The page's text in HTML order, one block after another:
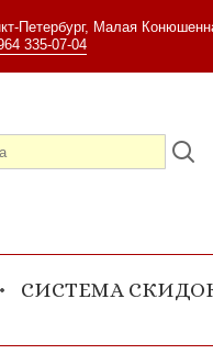
Петербург, Малая
335-07-04
СИСТЕМА